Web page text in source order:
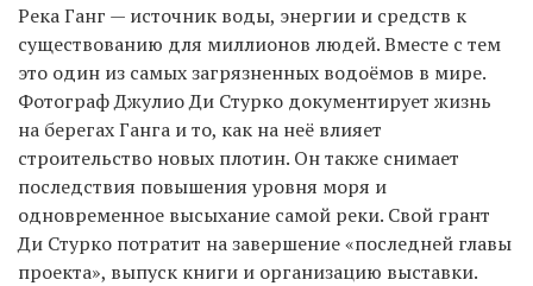
Река Ганг — источник воды, энергии и средств к
существованию для миллионов людей. Вместе с тем
это один из самых загрязненных водоёмов в мире.
Фотограф Джулио Ди Стурко документирует жизнь
на берегах Ганга и то, как на неё влияет
строительство новых плотин. Он также снимает
последствия повышения уровня моря и
одновременное высыхание самой реки. Свой грант
Ди Стурко потратит на завершение «последней главы
проекта», выпуск книги и организацию выставки.